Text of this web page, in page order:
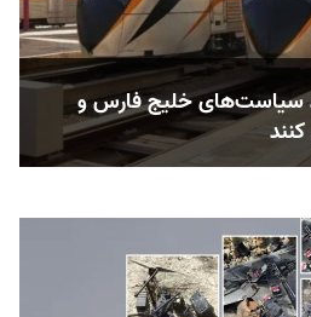
سیاست‌های خلیج فارس و